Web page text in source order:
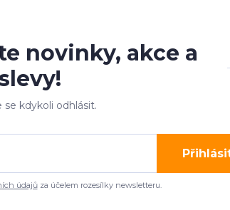
novinky, akce a
se kdykoli odhlásit.
údajůza účelem rozesílky newsletteru.